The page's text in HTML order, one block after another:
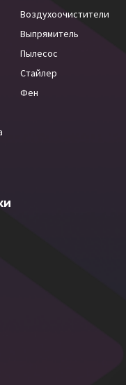
Воздухоочистители
Выпрямитель
Пылесос
Стайлер
Фен